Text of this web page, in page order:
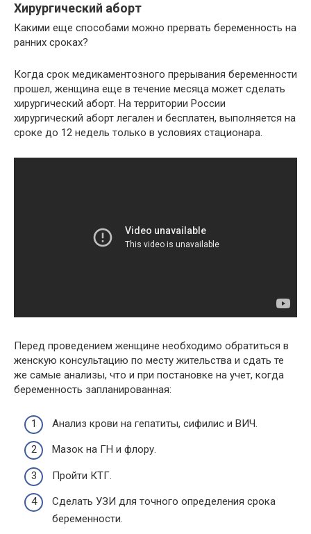
Хирургический аборт
Какими еще способами можно прервать беременность на
ранних сроках?
Когда срок медикаментозного прерывания беременности
прошел, женщина еще в течение месяца может сделать
хирургический аборт. На территории России
хирургический аборт легален и бесплатен, выполняется на
сроке до 12 недель только в условиях стационара.
Перед проведением женщине необходимо обратиться в
женскую консультацию по месту жительства и сдать те
же самые анализы, что и при постановке на учет, когда
беременность запланированная:
Анализ крови на гепатиты, сифилис и ВИЧ.
Мазок на ГН и флору.
Пройти КТГ.
Сделать УЗИ для точного определения срока
беременности.